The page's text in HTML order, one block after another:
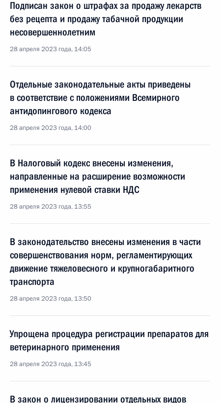
Подписан закон о штрафах за продажу лекарств
без рецепта и продажу табачной продукции
несовершеннолетним
28 апреля 2023 года, 14:05
Отдельные законодательные акты приведены
в соответствие с положениями Всемирного
антидопингового кодекса
28 апреля 2023 года, 14:00
В Налоговый кодекс внесены изменения,
направленные на расширение возможности
применения нулевой ставки НДС
28 апреля 2023 года, 13:55
В законодательство внесены изменения в части
совершенствования норм, регламентирующих
движение тяжеловесного и крупногабаритного
транспорта
28 апреля 2023 года, 13:50
Упрощена процедура регистрации препаратов для
ветеринарного применения
28 апреля 2023 года, 13:45
В закон о лицензировании отдельных видов